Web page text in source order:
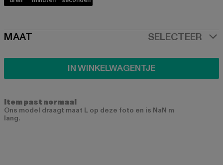
SIZE
MAAT SELECTEER
IN WINKELWAGENTJE
Item past normaal
Ons model draagt maat L op deze foto en is NaN m
lang.